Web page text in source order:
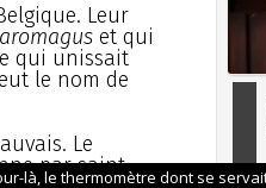
Leur
et qui
qui unissait
le nom de
Le
par saint